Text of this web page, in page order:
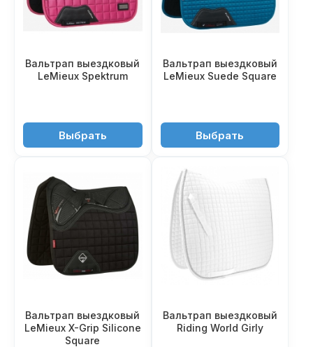
Вальтрап выездковый
LeMieux Spektrum
11'350 ₽Выбрать
Вальтрап выездковый
LeMieux Suede Square
8'950 ₽Выбрать
Вальтрап выездковый
LeMieux X-Grip Silicone
Square
Вальтрап выездковый
Riding World Girly